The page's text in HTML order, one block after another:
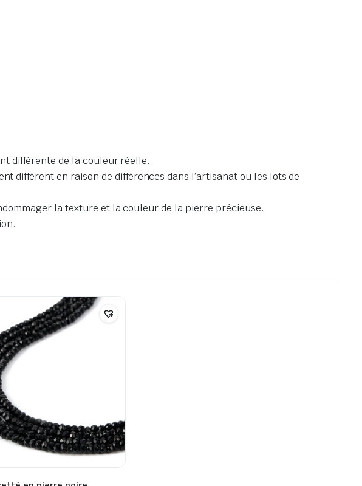
différente de la couleur réelle.
différent en raison de différences dans l’artisanat ou les lots de
la texture et la couleur de la pierre précieuse.